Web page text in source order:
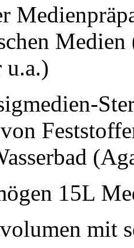
u.a.)
15L
mit